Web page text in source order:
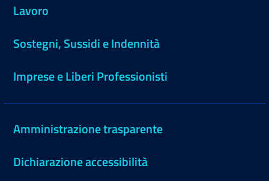
Lavoro
Sostegni, Sussidi e Indennità
Imprese e Liberi Professionisti
Amministrazione trasparente
Dichiarazione accessibilità